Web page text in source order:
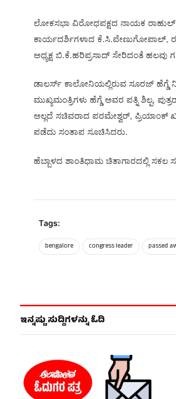
ಲೋಕಸಭಾ ವಿರೋಧಪಕ್ಷದ ನಾಯಕ
ಕಾರ್ಯದರ್ಶಿಗಳಾದ ಕೆ.ಸಿ.ವೇಣುಗೋಪಾಲ್,
ಅಧ್ಯಕ್ಷ ಬಿ.ಕೆ.ಹರಿಪ್ರಸಾದ್ ಸೇರಿದಂತೆ
ಡಾಲರ್ಸ್‌ ಕಾಲೋನಿಯಲ್ಲಿರುವ ಸೂರಜ್ ಹೆಗ್ಡೆ
ಮುಖ್ಯಮಂತ್ರಿಗಳು ಹೆಗ್ಡೆ ಅವರ ಪತ್ನಿ ಶಿಲ್ಪ,
ಅಲ್ಲದೆ ಸಚಿವರಾದ ಪರಮೇಶ್ವರ್,
ಪಡೆದು ಸಂತಾಪ ಸೂಚಿಸಿದರು.‌
ಹೆಬ್ಬಾಳದ ಶಾಂತಿಧಾಮ ಚಿತಾಗಾರದಲ್ಲಿ ಸಕಲ
Tags:
bengalore congress leader passed
ಇನ್ನಷ್ಟು ಸುದ್ದಿಗಳನ್ನು ಓದಿ